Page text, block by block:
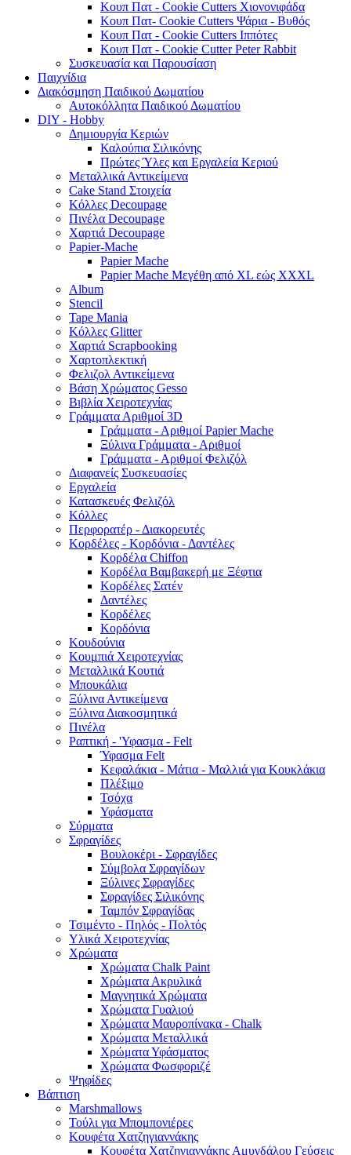
Κουπ Πατ - Cookie Cutters Χιονονιφάδα
Κουπ Πατ- Cookie Cutters Ψάρια - Βυθός
Κουπ Πατ - Cookie Cutters Ιππότες
Κουπ Πατ - Cookie Cutter Peter Rabbit
Συσκευασία και Παρουσίαση
Παιχνίδια
Διακόσμηση Παιδικού Δωματίου
Αυτοκόλλητα Παιδικού Δωματίου
DIY - Hobby
Δημιουργία Κεριών
Καλούπια Σιλικόνης
Πρώτες Ύλες και Εργαλεία Κεριού
Μεταλλικά Αντικείμενα
Cake Stand Στοιχεία
Κόλλες Decoupage
Πινέλα Decoupage
Χαρτιά Decoupage
Papier-Mache
Papier Mache
Papier Mache Μεγέθη από XL εώς XXXL
Album
Stencil
Tape Mania
Κόλλες Glitter
Χαρτιά Scrapbooking
Χαρτοπλεκτική
Φελιζολ Αντικείμενα
Βάση Χρώματος Gesso
Βιβλία Χειροτεχνίας
Γράμματα Αριθμοί 3D
Γράμματα - Αριθμοί Papier Mache
Ξύλινα Γράμματα - Αριθμοί
Γράμματα - Αριθμοί Φελιζόλ
Διαφανείς Συσκευασίες
Εργαλεία
Κατασκευές Φελιζόλ
Κόλλες
Περφορατέρ - Διακορευτές
Κορδέλες - Κορδόνια - Δαντέλες
Κορδέλα Chiffon
Κορδέλα Βαμβακερή με Ξέφτια
Κορδέλες Σατέν
Δαντέλες
Κορδέλες
Κορδόνια
Κουδούνια
Κουμπιά Χειροτεχνίας
Μεταλλικά Κουτιά
Μπουκάλια
Ξύλινα Αντικείμενα
Ξύλινα Διακοσμητικά
Πινέλα
Ραπτική - 'Υφασμα - Felt
Ύφασμα Felt
Κεφαλάκια - Μάτια - Μαλλιά για Κουκλάκια
Πλέξιμο
Τσόχα
Υφάσματα
Σύρματα
Σφραγίδες
Βουλοκέρι - Σφραγίδες
Σύμβολα Σφραγίδων
Ξύλινες Σφραγίδες
Σφραγίδες Σιλικόνης
Ταμπόν Σφραγίδας
Τσιμέντο - Πηλός - Πολτός
Υλικά Χειροτεχνίας
Χρώματα
Χρώματα Chalk Paint
Χρώματα Ακρυλικά
Μαγνητικά Χρώματα
Χρώματα Γυαλιού
Χρώματα Μαυροπίνακα - Chalk
Χρώματα Μεταλλικά
Χρώματα Υφάσματος
Χρώματα Φωσφοριζέ
Ψηφίδες
Βάπτιση
Marshmallows
Τούλι για Μπομπονιέρες
Κουφέτα Χατζηγιαννάκης
Κουφέτα Χατζηγιαννάκης Αμυγδάλου Γεύσεις